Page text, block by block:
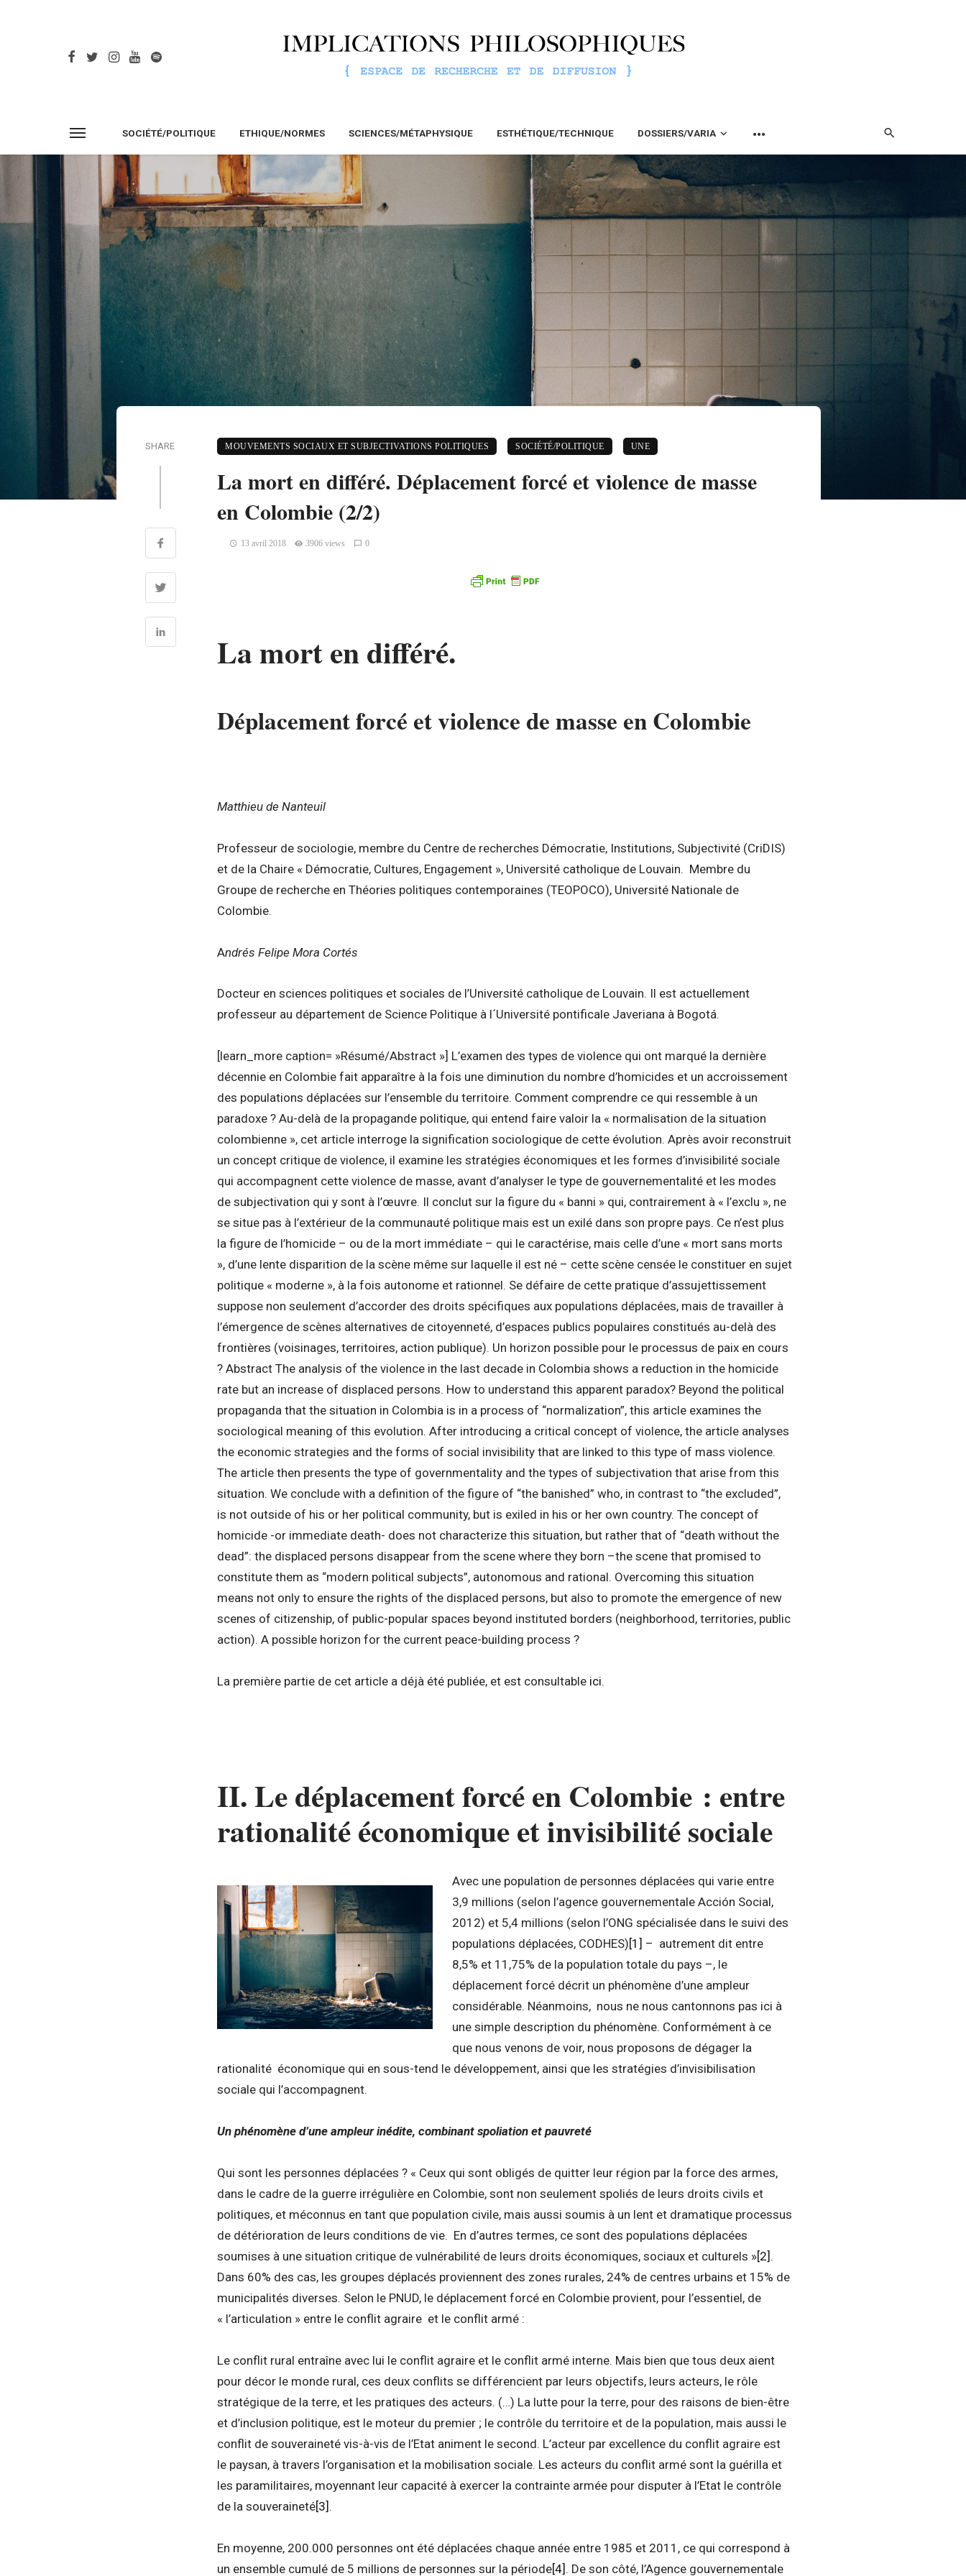
SOCIÉTÉ/POLITIQUE ETHIQUE/NORMES SCIENCES/MÉTAPHYSIQUE ESTHÉTIQUE/TECHNIQUE DOSSIERS/VARIA
SHARE MOUVEMENTS SOCIAUX ET SUBJECTIVATIONS POLITIQUES SOCIÉTÉ/POLITIQUE UNE
La mort en différé. Déplacement forcé et violence de masse
en Colombie (2/2)
13 avril 2018 3906 views 0
La mort en différé.
Déplacement forcé et violence de masse en Colombie
Matthieu de Nanteuil
Professeur de sociologie, membre du Centre de recherches Démocratie, Institutions, Subjectivité (CriDIS)
et de la Chaire « Démocratie, Cultures, Engagement », Université catholique de Louvain. Membre du
Groupe de recherche en Théories politiques contemporaines (TEOPOCO), Université Nationale de
Colombie.
Andrés Felipe Mora Cortés
Docteur en sciences politiques et sociales de l’Université catholique de Louvain. Il est actuellement
professeur au département de Science Politique à l´Université pontificale Javeriana à Bogotá.
[learn_more caption= »Résumé/Abstract »] L’examen des types de violence qui ont marqué la dernière
décennie en Colombie fait apparaître à la fois une diminution du nombre d’homicides et un accroissement
des populations déplacées sur l’ensemble du territoire. Comment comprendre ce qui ressemble à un
paradoxe ? Au-delà de la propagande politique, qui entend faire valoir la « normalisation de la situation
colombienne », cet article interroge la signification sociologique de cette évolution. Après avoir reconstruit
un concept critique de violence, il examine les stratégies économiques et les formes d’invisibilité sociale
qui accompagnent cette violence de masse, avant d’analyser le type de gouvernementalité et les modes
de subjectivation qui y sont à l’œuvre. Il conclut sur la figure du « banni » qui, contrairement à « l’exclu », ne
se situe pas à l’extérieur de la communauté politique mais est un exilé dans son propre pays. Ce n’est plus
la figure de l’homicide – ou de la mort immédiate – qui le caractérise, mais celle d’une « mort sans morts
», d’une lente disparition de la scène même sur laquelle il est né – cette scène censée le constituer en sujet
politique « moderne », à la fois autonome et rationnel. Se défaire de cette pratique d’assujettissement
suppose non seulement d’accorder des droits spécifiques aux populations déplacées, mais de travailler à
l’émergence de scènes alternatives de citoyenneté, d’espaces publics populaires constitués au-delà des
frontières (voisinages, territoires, action publique). Un horizon possible pour le processus de paix en cours
? Abstract The analysis of the violence in the last decade in Colombia shows a reduction in the homicide
rate but an increase of displaced persons. How to understand this apparent paradox? Beyond the political
propaganda that the situation in Colombia is in a process of “normalization”, this article examines the
sociological meaning of this evolution. After introducing a critical concept of violence, the article analyses
the economic strategies and the forms of social invisibility that are linked to this type of mass violence.
The article then presents the type of governmentality and the types of subjectivation that arise from this
situation. We conclude with a definition of the figure of “the banished” who, in contrast to “the excluded”,
is not outside of his or her political community, but is exiled in his or her own country. The concept of
homicide -or immediate death- does not characterize this situation, but rather that of “death without the
dead”: the displaced persons disappear from the scene where they born –the scene that promised to
constitute them as “modern political subjects”, autonomous and rational. Overcoming this situation
means not only to ensure the rights of the displaced persons, but also to promote the emergence of new
scenes of citizenship, of public-popular spaces beyond instituted borders (neighborhood, territories, public
action). A possible horizon for the current peace-building process ?
La première partie de cet article a déjà été publiée, et est consultable ici.
II. Le déplacement forcé en Colombie : entre
rationalité économique et invisibilité sociale
Avec une population de personnes déplacées qui varie entre
3,9 millions (selon l’agence gouvernementale Acción Social,
2012) et 5,4 millions (selon l’ONG spécialisée dans le suivi des
populations déplacées, CODHES)[1] – autrement dit entre
8,5% et 11,75% de la population totale du pays –, le
déplacement forcé décrit un phénomène d’une ampleur
considérable. Néanmoins, nous ne nous cantonnons pas ici à
une simple description du phénomène. Conformément à ce
que nous venons de voir, nous proposons de dégager la
rationalité économique qui en sous-tend le développement, ainsi que les stratégies d’invisibilisation
sociale qui l’accompagnent.
Un phénomène d’une ampleur inédite, combinant spoliation et pauvreté
Qui sont les personnes déplacées ? « Ceux qui sont obligés de quitter leur région par la force des armes,
dans le cadre de la guerre irrégulière en Colombie, sont non seulement spoliés de leurs droits civils et
politiques, et méconnus en tant que population civile, mais aussi soumis à un lent et dramatique processus
de détérioration de leurs conditions de vie. En d’autres termes, ce sont des populations déplacées
soumises à une situation critique de vulnérabilité de leurs droits économiques, sociaux et culturels »[2] .
Dans 60% des cas, les groupes déplacés proviennent des zones rurales, 24% de centres urbains et 15% de
municipalités diverses. Selon le PNUD, le déplacement forcé en Colombie provient, pour l’essentiel, de
« l’articulation » entre le conflit agraire et le conflit armé :
Le conflit rural entraîne avec lui le conflit agraire et le conflit armé interne. Mais bien que tous deux aient
pour décor le monde rural, ces deux conflits se différencient par leurs objectifs, leurs acteurs, le rôle
stratégique de la terre, et les pratiques des acteurs. (…) La lutte pour la terre, pour des raisons de bien-être
et d’inclusion politique, est le moteur du premier ; le contrôle du territoire et de la population, mais aussi le
conflit de souveraineté vis-à-vis de l’Etat animent le second. L’acteur par excellence du conflit agraire est
le paysan, à travers l’organisation et la mobilisation sociale. Les acteurs du conflit armé sont la guérilla et
les paramilitaires, moyennant leur capacité à exercer la contrainte armée pour disputer à l’Etat le contrôle
de la souveraineté[3] .
En moyenne, 200.000 personnes ont été déplacées chaque année entre 1985 et 2011, ce qui correspond à
un ensemble cumulé de 5 millions de personnes sur la période[4] . De son côté, l’Agence gouvernementale